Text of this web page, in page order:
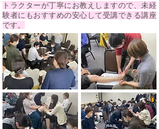
トラクターが丁寧にお教えしますので、未経
験者にもおすすめの安心して受講できる講座
です。